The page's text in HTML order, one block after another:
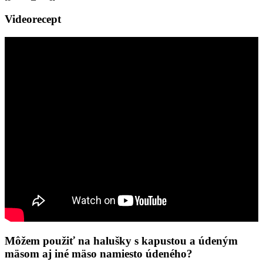
Videorecept
Môžem použiť na halušky s kapustou a údeným
mäsom aj iné mäso namiesto údeného?